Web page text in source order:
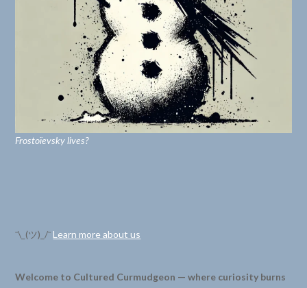
Frostoïevsky lives?
¯\_(ツ)_/¯Learn more about us
Welcome to Cultured Curmudgeon — where curiosity burns